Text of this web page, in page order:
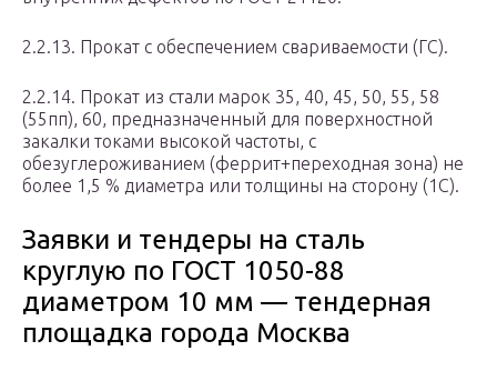
2.2.13. Прокат с обеспечением свариваемости (ГС).
2.2.14. Прокат из стали марок 35, 40, 45, 50, 55, 58
(55пп), 60, предназначенный для поверхностной
закалки токами высокой частоты, с
обезуглероживанием (феррит+переходная зона) не
более 1,5 % диаметра или толщины на сторону (1C).
Заявки и тендеры на сталь
круглую по ГОСТ 1050-88
диаметром 10 мм — тендерная
площадка города Москва